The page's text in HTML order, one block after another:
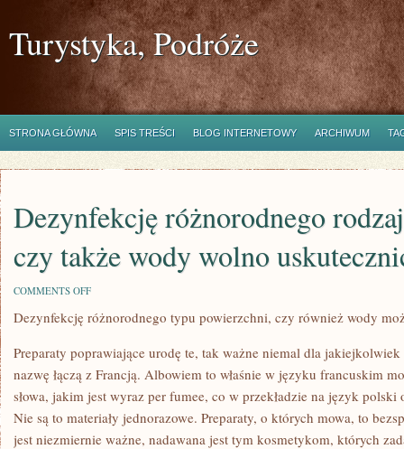
Turystyka, Podróże
STRONA GŁÓWNA SPIS TREŚCI BLOG INTERNETOWY ARCHIWUM
Dezynfekcję różnorodnego
czy także wody wolno
COMMENTS OFFON
RÓŻNORODNEGO
CZY
TAKŻE
WOLNO
USKUTECZNIĆ
Dezynfekcję różnorodnego typu powierzchni, czy również wody
Preparaty poprawiające urodę te, tak ważne niemal dla
nazwę łączą z Francją. Albowiem to właśnie w języku francuskim
słowa, jakim jest wyraz per fumee, co w przekładzie na język polski
Nie są to materiały jednorazowe. Preparaty, o których mowa, to
jest niezmiernie ważne, nadawana jest tym kosmetykom, których